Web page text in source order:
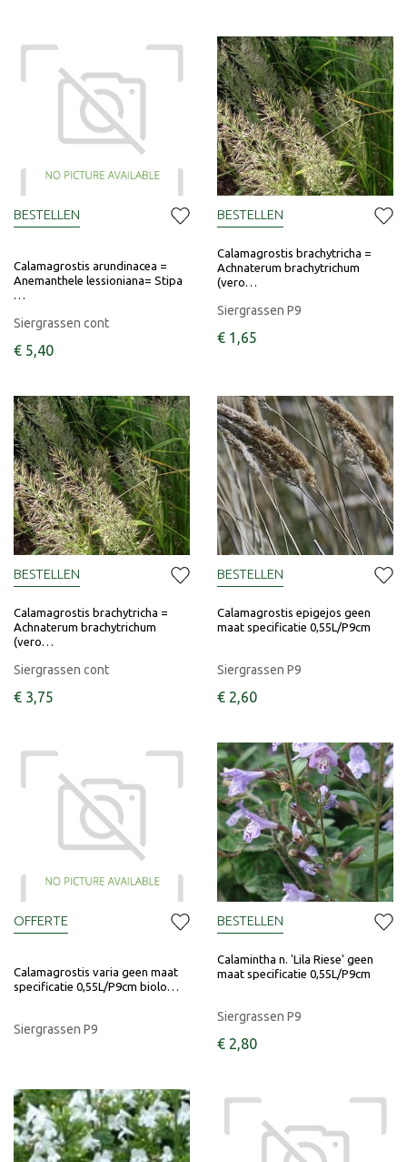
Calamagrostis arundinacea =
Anemanthele lessioniana= Stipa
…
Siergrassen cont
€ 5,40
BESTELLEN
Calamagrostis brachytricha =
Achnaterum brachytrichum
(vero…
Siergrassen P9
€ 1 ,65
BESTELLEN
Calamagrostis brachytricha =
Achnaterum brachytrichum
(vero…
Siergrassen cont
€ 3,75
BESTELLEN
Calamagrostis epigejos geen
maat specificatie 0,55L/P9cm
Siergrassen P9
€ 2,60
BESTELLEN
Calamagrostis varia geen maat
specificatie 0,55L/P9cm biolo…
Siergrassen P9
OFFERTE
Calamintha n. 'Lila Riese' geen
maat specificatie 0,55L/P9cm
Siergrassen P9
€ 2,80
BESTELLEN